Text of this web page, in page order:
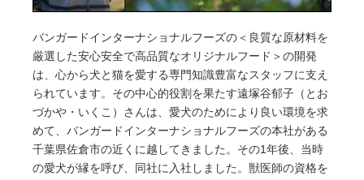
バンガードインターナショナルフーズの＜良質な原材料を
厳選した安心安全で高品質なオリジナルフード＞の開発
は、心から犬と猫を愛する専門知識豊富なスタッフに支え
られています。その中心的役割を果たす遠塚谷郁子（とお
づかや・いくこ）さんは、愛犬のためにより良い環境を求
めて、バンガードインターナショナルフーズの本社がある
千葉県佐倉市の近くに越してきました。その1年後、当時
の愛犬が縁を呼び、同社に入社しました。獣医師の資格を